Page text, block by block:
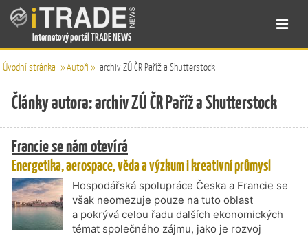
Internetový portál TRADE NEWS
Úvodní stránka »Autoři » archiv ZÚ ČR Paříž a Shutterstock
Články autora: archiv ZÚ ČR Paříž a Shutterstock
Francie se nám otevírá
Energetika, aerospace, věda a výzkum i kreativní průmysl
Hospodářská spolupráce Česka a Francie se
však neomezuje pouze na tuto oblast
a pokrývá celou řadu dalších ekonomických
témat společného zájmu, jako je rozvoj